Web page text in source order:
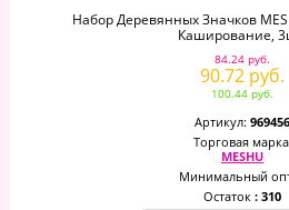
Набор Деревянных Значков
Каширование,
84.24 руб.
90.72 руб.
100.44 руб.
Артикул: 969456
Торговая
MESHU
Минимальный
Остаток : 310